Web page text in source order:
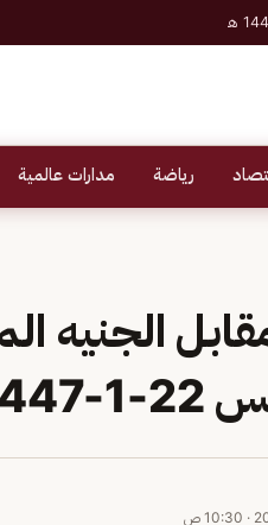
رياضة مدارات عالمية
الجنيه
· 10:30 ص